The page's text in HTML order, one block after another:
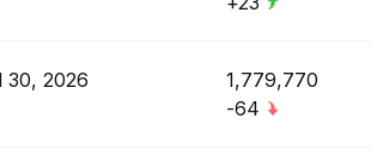
30, 2026
1,779,770
-64